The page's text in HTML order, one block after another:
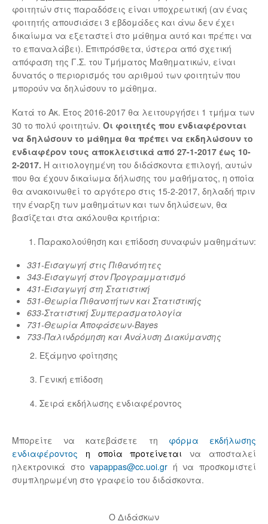
φοιτητών στις παραδόσεις είναι υποχρεωτική (αν ένας
φοιτητής απουσιάσει 3 εβδομάδες και άνω δεν έχει
δικαίωμα να εξεταστεί στο μάθημα αυτό και πρέπει να
το επαναλάβει). Επιπρόσθετα, ύστερα από σχετική
απόφαση της Γ.Σ. του Τμήματος Μαθηματικών, είναι
δυνατός ο περιορισμός του αριθμού των φοιτητών που
μπορούν να δηλώσουν το μάθημα.
Κατά το Ακ. Έτος 2016-2017 θα λειτουργήσει 1 τμήμα των
30 το πολύ φοιτητών. Οι φοιτητές που ενδιαφέρονται
να δηλώσουν το μάθημα θα πρέπει να εκδηλώσουν το
ενδιαφέρον τους αποκλειστικά από 27-1-2017 έως 10-
2-2017. Η αιτιολογημένη του διδάσκοντα επιλογή, αυτών
που θα έχουν δικαίωμα δήλωσης του μαθήματος, η οποία
θα ανακοινωθεί το αργότερο στις 15-2-2017, δηλαδή πριν
την έναρξη των μαθημάτων και των δηλώσεων, θα
βασίζεται στα ακόλουθα κριτήρια:
1. Παρακολούθηση και επίδοση συναφών μαθημάτων:
331-Εισαγωγή στις Πιθανότητες
343-Εισαγωγή στον Προγραμματισμό
431-Εισαγωγή στη Στατιστική
531-Θεωρία Πιθανοτήτων και Στατιστικής
633-Στατιστική Συμπερασματολογία
731-Θεωρία Αποφάσεων-Bayes
733-Παλινδρόμηση και Ανάλυση Διακύμανσης
2. Εξάμηνο φοίτησης
3. Γενική επίδοση
4. Σειρά εκδήλωσης ενδιαφέροντος
Μπορείτε να κατεβάσετε τη φόρμα εκδήλωσης
ενδιαφέροντος
η οποία προτείνεταινα αποσταλεί
ηλεκτρονικά στοvapappas@cc.uoi.gr ή να προσκομιστεί
συμπληρωμένη στο γραφείο του διδάσκοντα.
Ο Διδάσκων